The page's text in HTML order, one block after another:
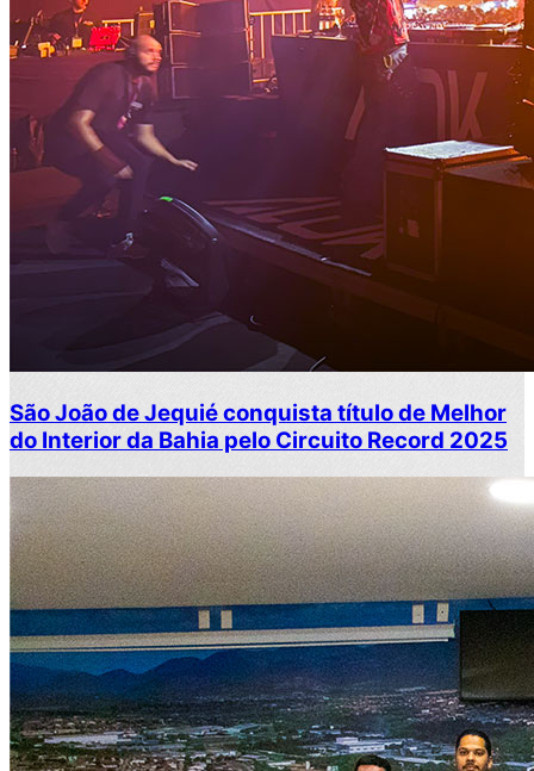
São João de Jequié conquista título de Melhor
do Interior da Bahia pelo Circuito Record 2025